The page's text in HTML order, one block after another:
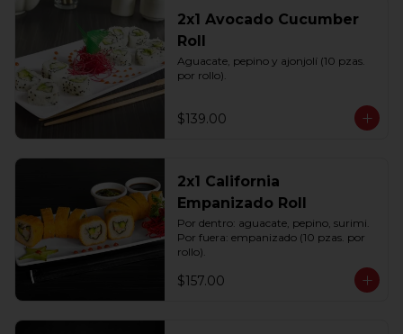
2x1 Avocado Cucumber
Roll
Aguacate, pepino y ajonjolí (10 pzas.
por rollo).
$139.00
2x1 California
Empanizado Roll
Por dentro: aguacate, pepino, surimi.
Por fuera: empanizado (10 pzas. por
rollo).
$157.00